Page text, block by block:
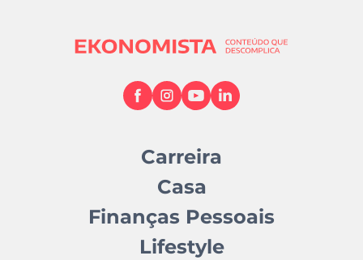
Carreira
Casa
Finanças Pessoais
Lifestyle